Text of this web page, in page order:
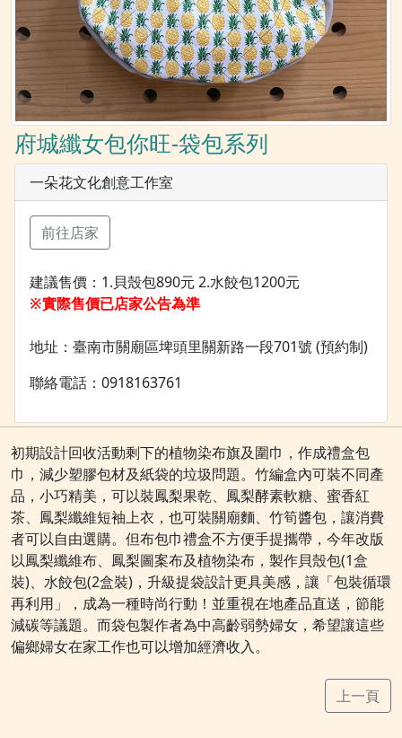
府城纖女包你旺-袋包系列
一朵花文化創意工作室
前往店家
建議售價：1.貝殼包890元 2.水餃包1200元
※實際售價已店家公告為準
地址：臺南市關廟區埤頭里關新路一段701號 (預約制)
聯絡電話：0918163761
初期設計回收活動剩下的植物染布旗及圍巾，作成禮盒包
巾，減少塑膠包材及紙袋的垃圾問題。竹編盒內可裝不同產
品，小巧精美，可以裝鳳梨果乾、鳳梨酵素軟糖、蜜香紅
茶、鳳梨纖維短袖上衣，也可裝關廟麵、竹筍醬包，讓消費
者可以自由選購。但布包巾禮盒不方便手提攜帶，今年改版
以鳳梨纖維布、鳳梨圖案布及植物染布，製作貝殼包(1盒
裝)、水餃包(2盒裝)，升級提袋設計更具美感，讓「包裝循環
再利用」，成為一種時尚行動！並重視在地產品直送，節能
減碳等議題。而袋包製作者為中高齡弱勢婦女，希望讓這些
偏鄉婦女在家工作也可以增加經濟收入。
上一頁